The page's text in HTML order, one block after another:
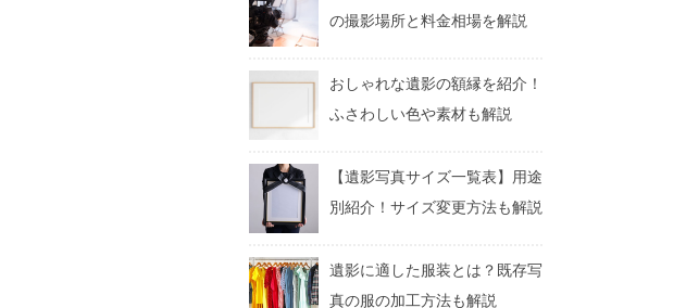
の撮影場所と料金相場を解説
おしゃれな遺影の額縁を紹介！
ふさわしい色や素材も解説
【遺影写真サイズ一覧表】用途
別紹介！サイズ変更方法も解説
遺影に適した服装とは？既存写
真の服の加工方法も解説